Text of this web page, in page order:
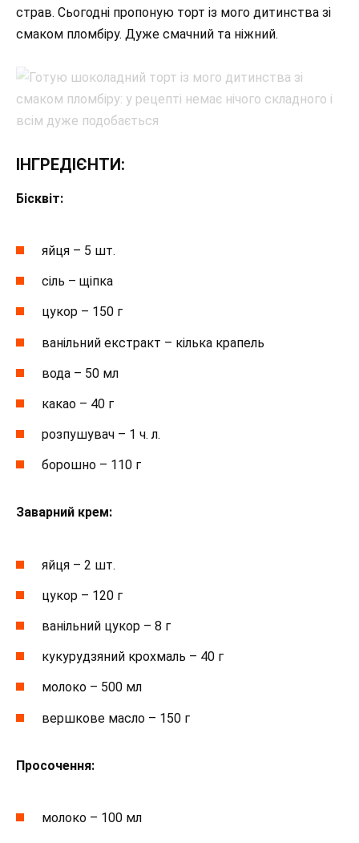
страв. Сьогодні пропоную торт із мого дитинства зі
смаком пломбіру. Дуже смачний та ніжний.
ІНГРЕДІЄНТИ:
Бісквіт:
яйця – 5 шт.
сіль – щіпка
цукор – 150 г
ванільний екстракт – кілька крапель
вода – 50 мл
какао – 40 г
розпушувач – 1 ч. л.
борошно – 110 г
Заварний крем:
яйця – 2 шт.
цукор – 120 г
ванільний цукор – 8 г
кукурудзяний крохмаль – 40 г
молоко – 500 мл
вершкове масло – 150 г
Просочення:
молоко – 100 мл